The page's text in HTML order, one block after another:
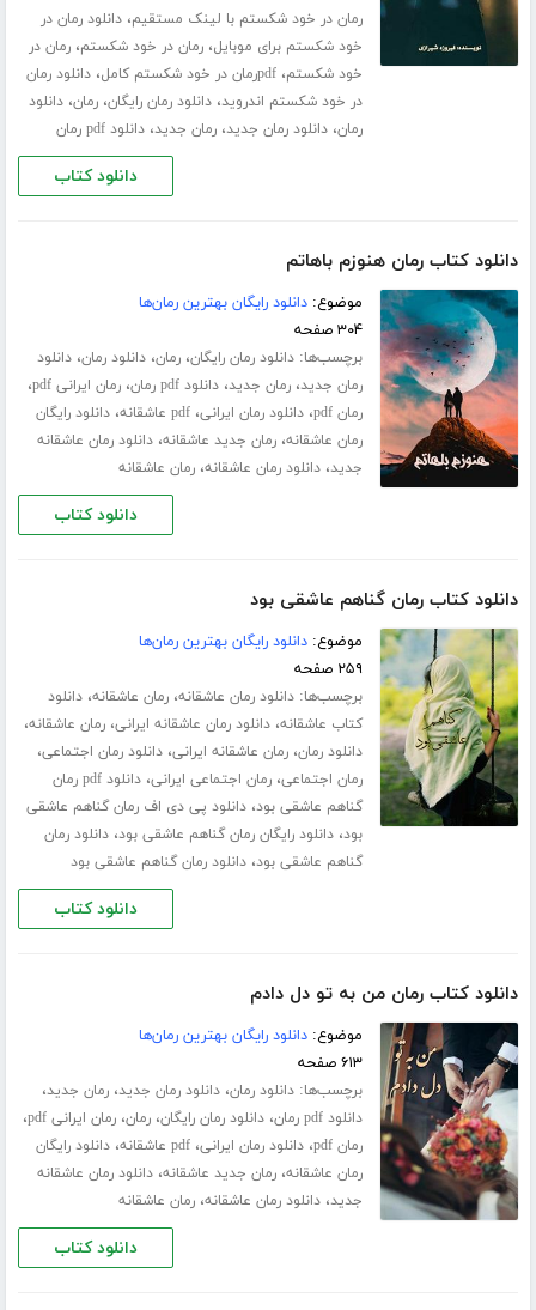
رمان در خود شکستم با لینک مستقیم،دانلود رمان در
خود شکستم برای موبایل،رمان در خود شکستم،رمان در
خود شکستم،pdfرمان در خود شکستم کامل ،دانلود رمان
در خود شکستم اندروید،دانلود رمان رایگان،رمان،دانلود
رمان،دانلود رمان جدید،رمان جدید،دانلود pdf رمان
دانلود کتاب
دانلود کتاب رمان هنوزم باهاتم
موضوع:دانلود رایگان بهترین رمان‌ها
۳۰۴ صفحه
برچسب‌ها:دانلود رمان رایگان،رمان،دانلود رمان،دانلود
رمان جدید،رمان جدید،دانلود pdf رمان ،رمان ایرانی pdf ،
رمان pdf ،دانلود رمان ایرانی،pdf عاشقانه ،دانلود رایگان
رمان عاشقانه،رمان جدید عاشقانه،دانلود رمان عاشقانه
جدید،دانلود رمان عاشقانه،رمان عاشقانه
دانلود کتاب
دانلود کتاب رمان گناهم عاشقی بود
موضوع:دانلود رایگان بهترین رمان‌ها
۲۵۹ صفحه
برچسب‌ها:دانلود رمان عاشقانه،رمان عاشقانه،دانلود
کتاب عاشقانه،دانلود رمان عاشقانه ایرانی،رمان عاشقانه،
دانلود رمان،رمان عاشقانه ایرانی،دانلود رمان اجتماعی،
رمان اجتماعی،رمان اجتماعی ایرانی،
دانلود pdf رمان
گناهم عاشقی بود،دانلود پی دی اف رمان گناهم عاشقی
بود،دانلود رایگان رمان گناهم عاشقی بود،دانلود رمان
گناهم عاشقی بود،دانلود رمان گناهم عاشقی بود
دانلود کتاب
دانلود کتاب رمان من به تو دل دادم
موضوع:دانلود رایگان بهترین رمان‌ها
۶۱۳ صفحه
برچسب‌ها:دانلود رمان،دانلود رمان جدید،رمان جدید،
دانلود pdf رمان ،دانلود رمان رایگان،رمان،رمان ایرانی pdf ،
رمان pdf ،دانلود رمان ایرانی،pdf عاشقانه ،دانلود رایگان
رمان عاشقانه،رمان جدید عاشقانه،دانلود رمان عاشقانه
جدید،دانلود رمان عاشقانه،رمان عاشقانه
دانلود کتاب